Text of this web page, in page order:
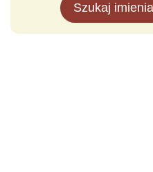
Szukaj imienia